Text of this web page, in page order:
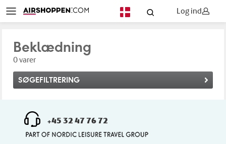
Log ind
Beklædning
0 varer
SØGEFILTRERING
+45 32 47 76 72